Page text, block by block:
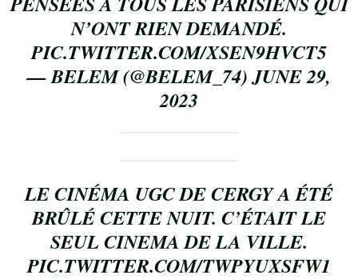
N’ONT RIEN DEMANDÉ.
PIC.TWITTER.COM/XSEN9HVCT5
— BELEM (@BELEM_74)JUNE 29,
2023
LE CINÉMA UGC DE CERGY A ÉTÉ
BRÛLÉ CETTE NUIT. C’ÉTAIT LE
SEUL CINEMA DE LA VILLE.
PIC.TWITTER.COM/TWPYUXSFW1